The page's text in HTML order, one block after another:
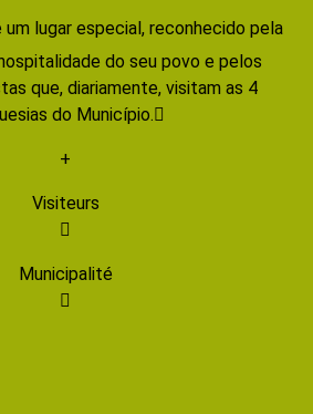
lugar especial, reconhecido pela
do seu povo e pelos
que, diariamente, visitam as 4
do Município.
+
Visiteurs
Municipalité